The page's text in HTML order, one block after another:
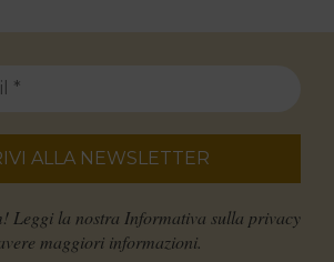
Leggi la nostra Informativa sulla privacy
maggiori informazioni.